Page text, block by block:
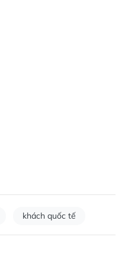
khách quốc tế